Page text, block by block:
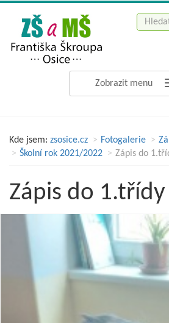
Zobrazit menu
Kde jsem: zsosice.cz Fotogalerie
Školní rok 2021/2022
Zápis do
Zápis do 1.třídy